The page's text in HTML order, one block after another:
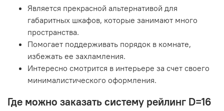
Является прекрасной альтернативой для
габаритных шкафов, которые занимают много
пространства.
Помогает поддерживать порядок в комнате,
избежать ее захламления.
Интересно смотрится в интерьере за счет своего
минималистического оформления.
Где можно заказать систему рейлинг D=16